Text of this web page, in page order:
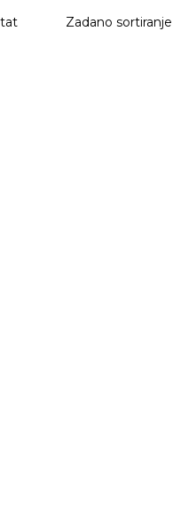
Zadano sortiranje